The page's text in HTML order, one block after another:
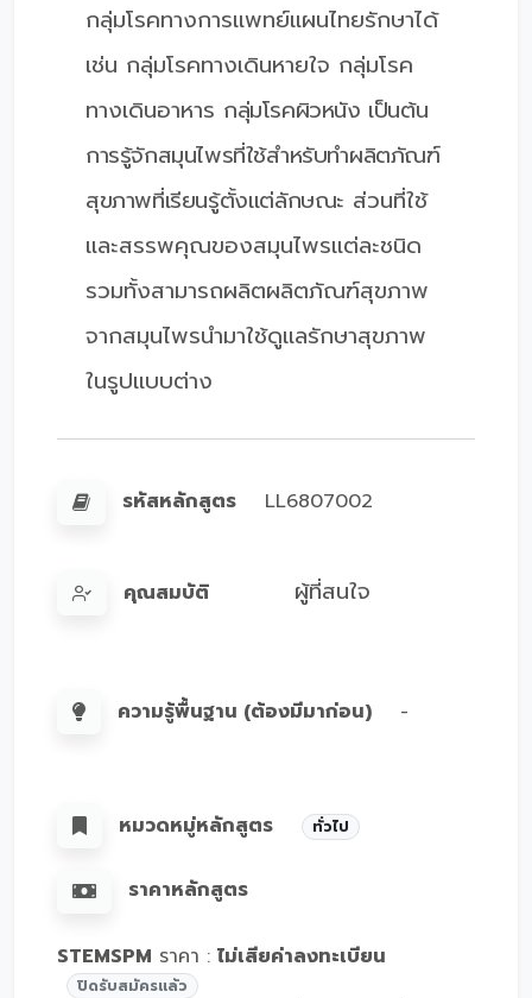
กลุ่มโรคทางการแพทย์แผนไทยรักษาได้
เช่น กลุ่มโรคทางเดินหายใจ กลุ่มโรค
ทางเดินอาหาร กลุ่มโรคผิวหนัง เป็นต้น
การรู้จักสมุนไพรที่ใช้สำหรับทำผลิตภัณฑ์
สุขภาพที่เรียนรู้ตั้งแต่ลักษณะ ส่วนที่ใช้
และสรรพคุณของสมุนไพรแต่ละชนิด
รวมทั้งสามารถผลิตผลิตภัณฑ์สุขภาพ
จากสมุนไพรนำมาใช้ดูแลรักษาสุขภาพ
ในรูปแบบต่าง
รหัสหลักสูตร LL6807002
คุณสมบัติ ผู้ที่สนใจ
ความรู้พื้นฐาน (ต้องมีมาก่อน) -
หมวดหมู่หลักสูตร ทั่วไป
ราคาหลักสูตร
STEMSPM ราคา : ไม่เสียค่าลงทะเบียน
ปิดรับสมัครแล้ว